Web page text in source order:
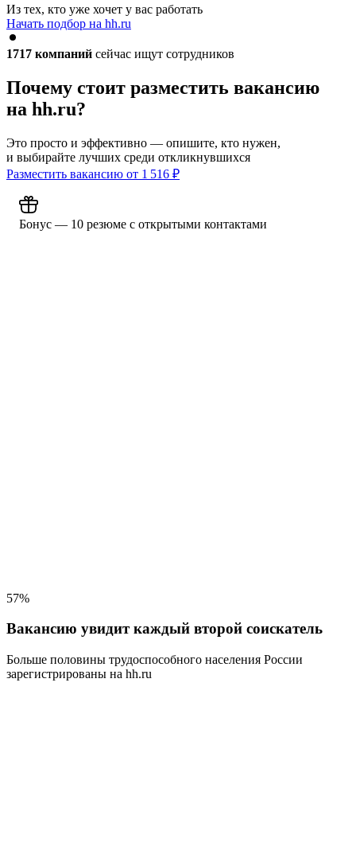
Из тех, кто уже хочет у вас работать
Начать подбор на hh.ru
1717 компаний сейчас ищут сотрудников
Почему стоит разместить вакансию
на hh.ru?
Это просто и эффективно — опишите, кто нужен,
и выбирайте лучших среди откликнувшихся
Разместить вакансию от 1 516 ₽
Бонус — 10 резюме с открытыми контактами
57%
Вакансию увидит каждый второй соискатель
Больше половины трудоспособного населения России
зарегистрированы на hh.ru